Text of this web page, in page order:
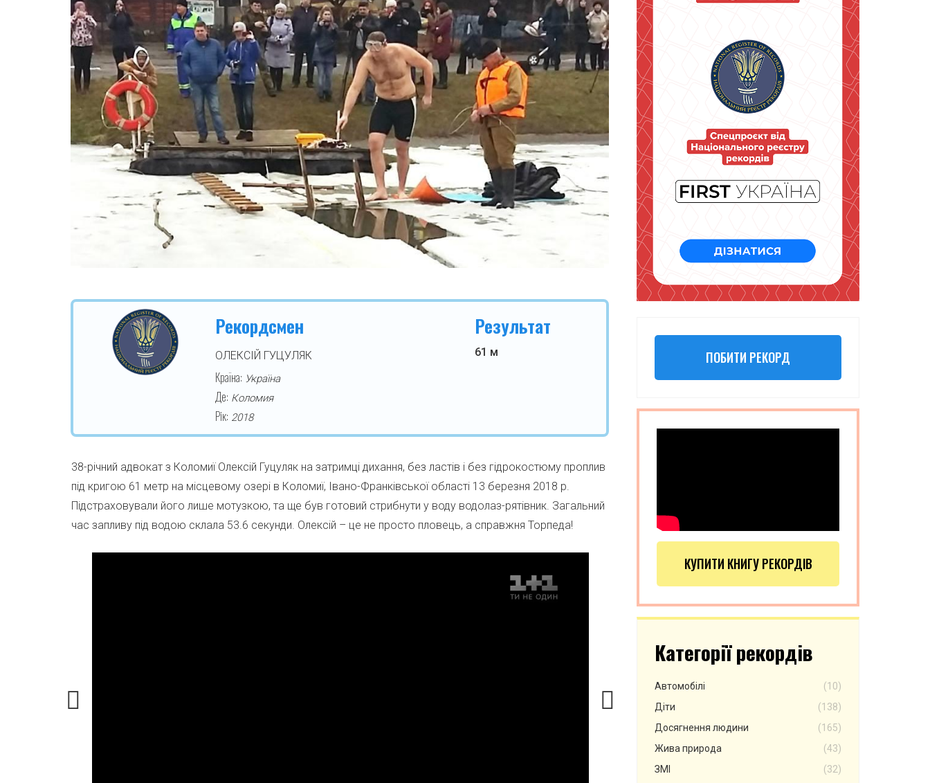
Рекордсмен
ОЛЕКСІЙ ГУЦУЛЯК
Країна: Україна
Де: Коломия
Рік: 2018
Результат
61 м
38-річний адвокат з Коломиї Олексій Гуцуляк на затримці дихання, без ластів і без гідрокостюму проплив
під кригою 61 метр на місцевому озері в Коломиї, Івано-Франківської області 13 березня 2018 р.
Підстраховували його лише мотузкою, та ще був готовий стрибнути у воду водолаз-рятівник. Загальний
час запливу під водою склала 53.6 секунди. Олексій – це не просто пловець, а справжня Торпеда!
ПОБИТИ РЕКОРД
КУПИТИ КНИГУ РЕКОРДІВ
Категорії рекордів
Автомобілі
(10)
Діти
(138)
Досягнення людини
(165)
Жива природа
(43)
ЗМІ
(32)